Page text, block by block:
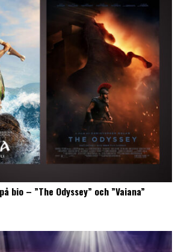
bio – ”The Odyssey” och ”Vaiana”